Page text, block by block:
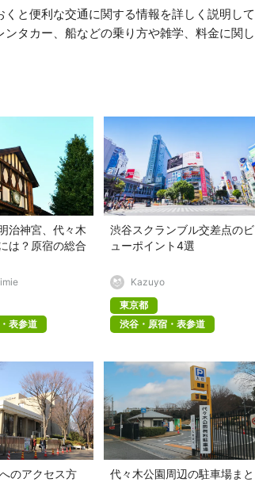
と便利な交通に関する情報を詳しく説明して
タカー、船などの乗り方や雑学、料金に関し
治神宮、代々木
は？原宿の総合
表参道
渋谷スクランブル交差点のビ
ューポイント4選
Kazuyo
東京都
渋谷・原宿・表参道
のアクセス方
代々木公園周辺の駐車場まと